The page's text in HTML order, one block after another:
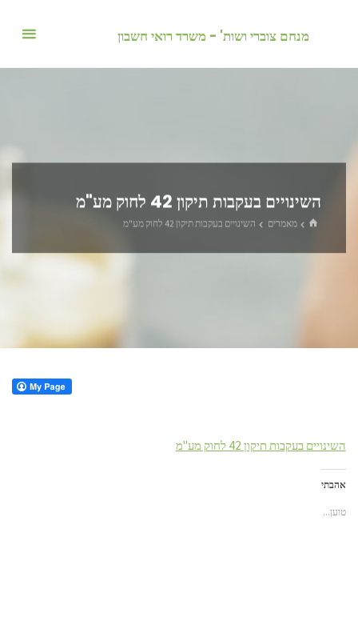
מנחם צוברי ושות' - משרד רואי חשבון
השינויים בעקבות תיקון 42 לחוק מע"מ
ביתמאמרים השינויים בעקבות תיקון 42 לחוק מע"מ
השינויים בעקבות תיקון 42 לחוק מע"מ
אהבתי
טוען...